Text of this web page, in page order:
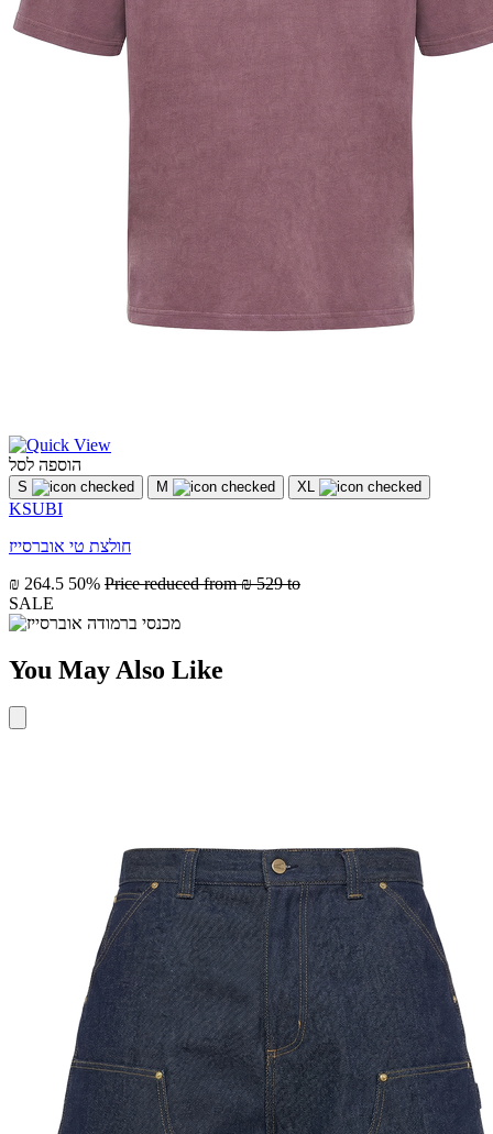
הוספה לסל
S M XL
KSUBI
חולצת טי אוברסייז
₪ 264.5 50% Price reduced from₪ 529 to
SALE
You May Also Like